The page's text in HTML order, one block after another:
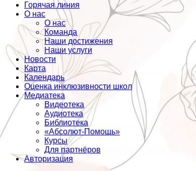
Горячая линия
О нас
О нас
Команда
Наши достижения
Наши услуги
Новости
Карта
Календарь
Оценка инклюзивности школ
Медиатека
Видеотека
Аудиотека
Библиотека
«Абсолют-Помощь»
Курсы
Для партнёров
Авторизация